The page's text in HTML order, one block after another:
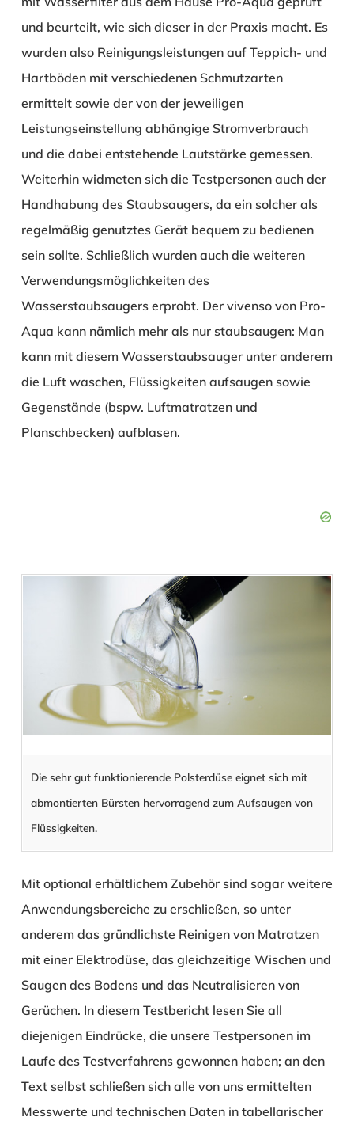
und beurteilt, wie sich dieser in der Praxis macht. Es
wurden also Reinigungsleistungen auf Teppich- und
Hartböden mit verschiedenen Schmutzarten
ermittelt sowie der von der jeweiligen
Leistungseinstellung abhängige Stromverbrauch
und die dabei entstehende Lautstärke gemessen.
Weiterhin widmeten sich die Testpersonen auch der
Handhabung des Staubsaugers, da ein solcher als
regelmäßig genutztes Gerät bequem zu bedienen
sein sollte. Schließlich wurden auch die weiteren
Verwendungsmöglichkeiten des
Wasserstaubsaugers erprobt. Der vivenso von Pro-
Aqua kann nämlich mehr als nur staubsaugen: Man
kann mit diesem Wasserstaubsauger unter anderem
die Luft waschen, Flüssigkeiten aufsaugen sowie
Gegenstände (bspw. Luftmatratzen und
Planschbecken) aufblasen.
Die sehr gut funktionierende Polsterdüse eignet sich mit
abmontierten Bürsten hervorragend zum Aufsaugen von
Flüssigkeiten.
Mit optional erhältlichem Zubehör sind sogar weitere
Anwendungsbereiche zu erschließen, so unter
anderem das gründlichste Reinigen von Matratzen
mit einer Elektrodüse, das gleichzeitige Wischen und
Saugen des Bodens und das Neutralisieren von
Gerüchen. In diesem Testbericht lesen Sie all
diejenigen Eindrücke, die unsere Testpersonen im
Laufe des Testverfahrens gewonnen haben; an den
Text selbst schließen sich alle von uns ermittelten
Messwerte und technischen Daten in tabellarischer